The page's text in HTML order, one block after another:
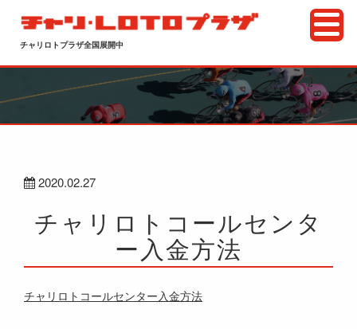
チャリロトプラザ全国展開中
2020.02.27
チャリロトコールセンタ
ー入金方法
チャリロトコールセンター入金方法